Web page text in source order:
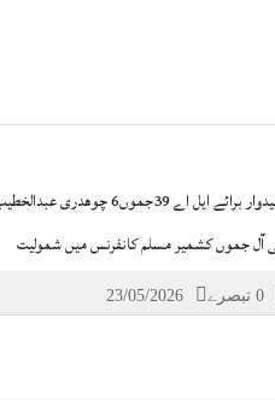
امیدوار برائے ایل اے 39جموں6 چوھدری
آل جموں کشمیر مسلم کانفرنس میں شمولیت
23/05/2026